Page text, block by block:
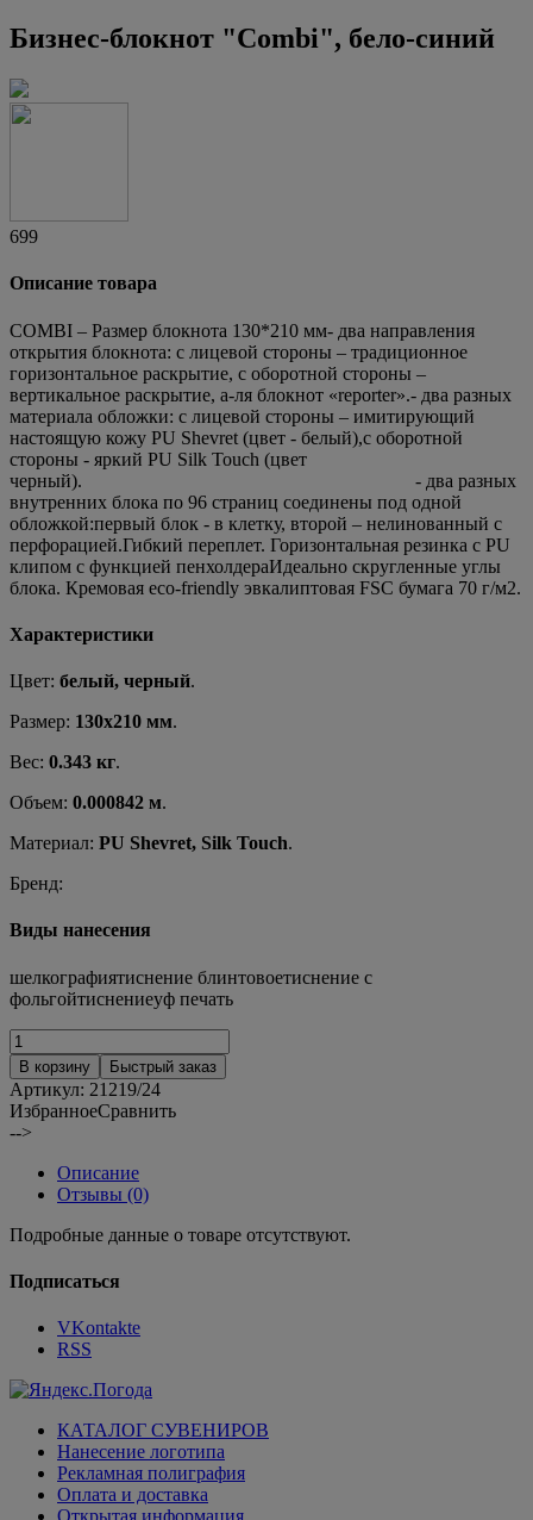
Бизнес-блокнот "Combi", бело-синий
699
Описание товара
COMBI – Размер блокнота 130*210 мм- два направления
открытия блокнота: с лицевой стороны – традиционное
горизонтальное раскрытие, с оборотной стороны –
вертикальное раскрытие, а-ля блокнот «reporter».- два разных
материала обложки: с лицевой стороны – имитирующий
настоящую кожу PU Shevret (цвет - белый),с оборотной
стороны - яркий PU Silk Touch (цвет
черный). - два разных
внутренних блока по 96 страниц соединены под одной
обложкой:первый блок - в клетку, второй – нелинованный c
перфорацией.Гибкий переплет. Горизонтальная резинка с PU
клипом с функцией пенхолдераИдеально скругленные углы
блока. Кремовая eco-friendly эвкалиптовая FSC бумага 70 г/м2.
Характеристики
Цвет: белый, черный.
Размер: 130х210 мм.
Вес: 0.343 кг.
Объем: 0.000842 м.
Материал: PU Shevret, Silk Touch.
Бренд:
Виды нанесения
шелкографиятиснение блинтовоетиснение с
фольгойтиснениеуф печать
В корзину Быстрый заказ
Артикул: 21219/24
ИзбранноеСравнить
-->
Описание
Отзывы (0)
Подробные данные о товаре отсутствуют.
Подписаться
VKontakte
RSS
КАТАЛОГ СУВЕНИРОВ
Нанесение логотипа
Рекламная полиграфия
Оплата и доставка